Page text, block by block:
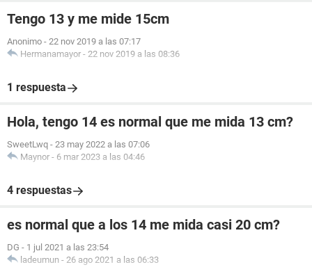
Tengo 13 y me mide 15cm
Anonimo - 22 nov 2019 a las 07:17
Hermanamayor - 22 nov 2019 a las 08:36
1 respuesta
Hola, tengo 14 es normal que me mida 13 cm?
SweetLwq - 23 may 2022 a las 07:06
Maynor - 6 mar 2023 a las 04:46
4 respuestas
es normal que a los 14 me mida casi 20 cm?
DG - 1 jul 2021 a las 23:54
ladeumun - 26 ago 2021 a las 06:33